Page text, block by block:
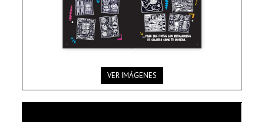
VER IMÁGENES